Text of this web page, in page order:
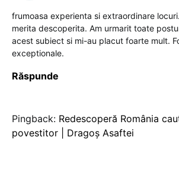
frumoasa experienta si extraordinare
merita descoperita. Am urmarit toate
acest subiect si mi-au placut foarte mult.
exceptionale.
Răspunde
Pingback: Redescoperă România
povestitor | Dragoș Asaftei